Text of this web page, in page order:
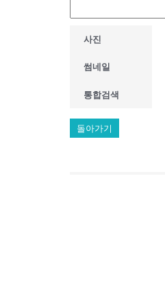
사진
썸네일
통합검색
돌아가기